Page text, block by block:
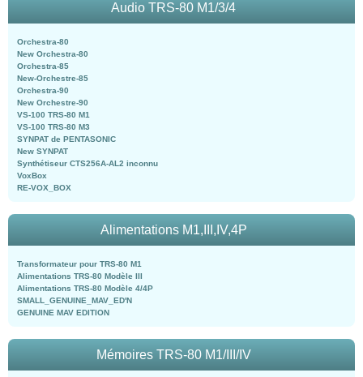
Audio TRS-80 M1/3/4
Orchestra-80
New Orchestra-80
Orchestra-85
New-Orchestre-85
Orchestra-90
New Orchestre-90
VS-100 TRS-80 M1
VS-100 TRS-80 M3
SYNPAT de PENTASONIC
New SYNPAT
Synthétiseur CTS256A-AL2 inconnu
VoxBox
RE-VOX_BOX
Alimentations M1,III,IV,4P
Transformateur pour TRS-80 M1
Alimentations TRS-80 Modèle III
Alimentations TRS-80 Modèle 4/4P
SMALL_GENUINE_MAV_ED'N
GENUINE MAV EDITION
Mémoires TRS-80 M1/III/IV